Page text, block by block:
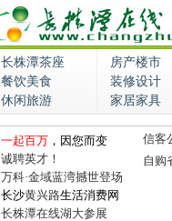
长株潭茶座 房产楼市
餐饮美食
装修设计
休闲旅游
家居家具
一起百万 ，因您而变
诚聘英才！
万科·金域蓝湾撼世登场
长沙黄兴路生活消费网
长株潭在线湖大参展
信客
自购